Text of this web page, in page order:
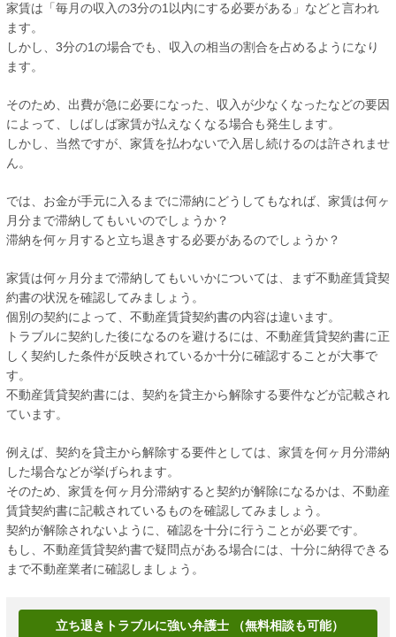
家賃は「毎月の収入の3分の1以内にする必要がある」などと言われ
ます。
しかし、3分の1の場合でも、収入の相当の割合を占めるようになり
ます。
そのため、出費が急に必要になった、収入が少なくなったなどの要因
によって、しばしば家賃が払えなくなる場合も発生します。
しかし、当然ですが、家賃を払わないで入居し続けるのは許されませ
ん。
では、お金が手元に入るまでに滞納にどうしてもなれば、家賃は何ヶ
月分まで滞納してもいいのでしょうか？
滞納を何ヶ月すると立ち退きする必要があるのでしょうか？
家賃は何ヶ月分まで滞納してもいいかについては、まず不動産賃貸契
約書の状況を確認してみましょう。
個別の契約によって、不動産賃貸契約書の内容は違います。
トラブルに契約した後になるのを避けるには、不動産賃貸契約書に正
しく契約した条件が反映されているか十分に確認することが大事で
す。
不動産賃貸契約書には、契約を貸主から解除する要件などが記載され
ています。
例えば、契約を貸主から解除する要件としては、家賃を何ヶ月分滞納
した場合などが挙げられます。
そのため、家賃を何ヶ月分滞納すると契約が解除になるかは、不動産
賃貸契約書に記載されているものを確認してみましょう。
契約が解除されないように、確認を十分に行うことが必要です。
もし、不動産賃貸契約書で疑問点がある場合には、十分に納得できる
まで不動産業者に確認しましょう。
立ち退きトラブルに強い弁護士 （無料相談も可能）